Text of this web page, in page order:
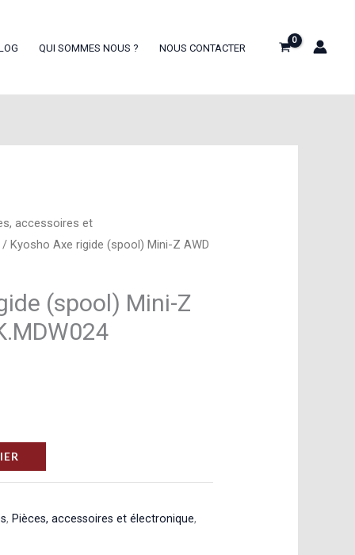
QUI SOMMES NOUS ? NOUS CONTACTER
accessoires et
/ Kyosho Axe rigide (spool) Mini-Z AWD
(spool) Mini-Z
, Pièces, accessoires et électronique,